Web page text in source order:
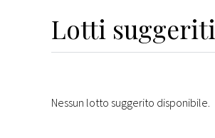
Lotti suggeriti
Nessun lotto suggerito disponibile.